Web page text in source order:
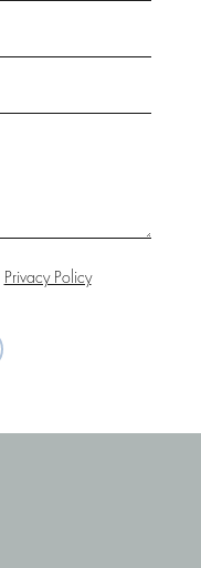
Privacy Policy